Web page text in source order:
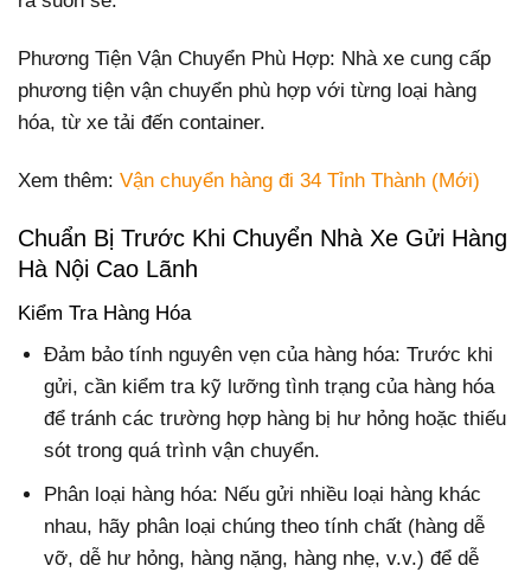
Phương Tiện Vận Chuyển Phù Hợp: Nhà xe cung cấp
phương tiện vận chuyển phù hợp với từng loại hàng
hóa, từ xe tải đến container.
Xem thêm: Vận chuyển hàng đi 34 Tỉnh Thành (Mới)
Chuẩn Bị Trước Khi Chuyển Nhà Xe Gửi Hàng
Hà Nội Cao Lãnh
Kiểm Tra Hàng Hóa
Đảm bảo tính nguyên vẹn của hàng hóa: Trước khi
gửi, cần kiểm tra kỹ lưỡng tình trạng của hàng hóa
để tránh các trường hợp hàng bị hư hỏng hoặc thiếu
sót trong quá trình vận chuyển.
Phân loại hàng hóa: Nếu gửi nhiều loại hàng khác
nhau, hãy phân loại chúng theo tính chất (hàng dễ
vỡ, dễ hư hỏng, hàng nặng, hàng nhẹ, v.v.) để dễ